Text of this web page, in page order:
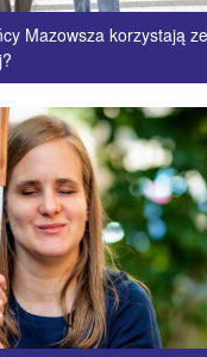
Mazowsza korzystają